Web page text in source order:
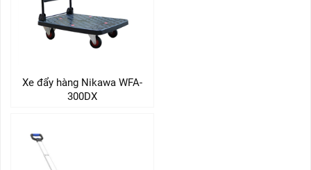
Xe đẩy hàng Nikawa WFA-
300DX